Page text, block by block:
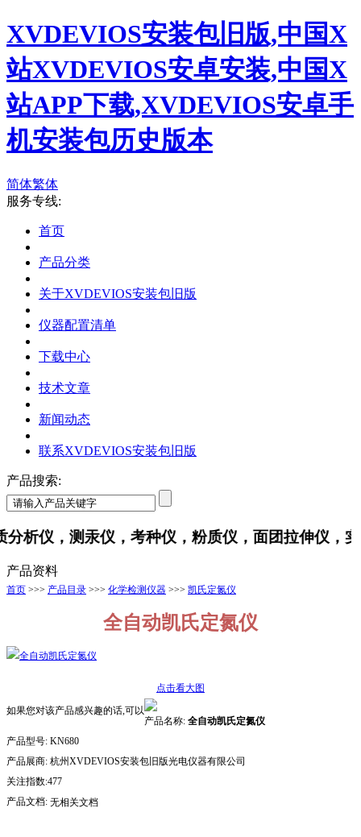
XVDEVIOS安装包旧版,中国X
站XVDEVIOS安卓安装,中国X
站APP下载,XVDEVIOS安卓手
机安装包历史版本
简体繁体
服务专线:
首页
产品分类
关于XVDEVIOS安装包旧版
仪器配置清单
下载中心
技术文章
新闻动态
联系XVDEVIOS安装包旧版
产品搜索:
仪，测汞仪，考种仪，粉质仪，面团拉伸仪
产品资料
首页 >>> 产品目录 >>> 化学检测仪器 >>> 凯氏定氮仪
全自动凯氏定氮仪
点击看大图
如果您对该产品感兴趣的话,可以
产品名称: 全自动凯氏定氮仪
产品型号: KN680
产品展商: 杭州XVDEVIOS安装包旧版光电仪器有限公司
关注指数:477
产品文档: 无相关文档